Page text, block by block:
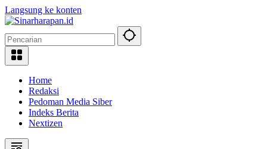
Langsung ke konten
Home
Redaksi
Pedoman Media Siber
Indeks Berita
Nextizen